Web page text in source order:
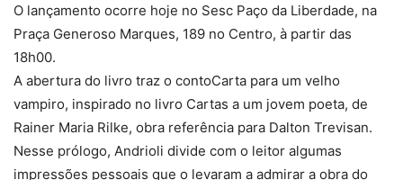
O lançamento ocorre hoje no Sesc Paço da Liberdade, na
Praça Generoso Marques, 189 no Centro, à partir das
18h00.
A abertura do livro traz o contoCarta para um velho
vampiro, inspirado no livro Cartas a um jovem poeta, de
Rainer Maria Rilke, obra referência para Dalton Trevisan.
Nesse prólogo, Andrioli divide com o leitor algumas
impressões pessoais que o levaram a admirar a obra do